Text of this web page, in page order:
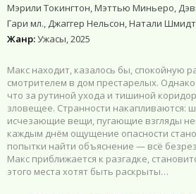
Мэрили Токингтон, Мэттью Миньеро,
Гари мл., Джаггер Нельсон, Натали Шмидт
Жанр:Ужасы, 2025
Макс находит, казалось бы, спокойную
смотрителем в дом престарелых.
что за рутиной ухода и тишиной
зловещее. Странности накапливаются:
исчезающие вещи, пугающие взгляды
каждым днём ощущение опасности
попытки найти объяснение — всё
Макс приближается к разгадке,
этого места хотят быть раскрыты…